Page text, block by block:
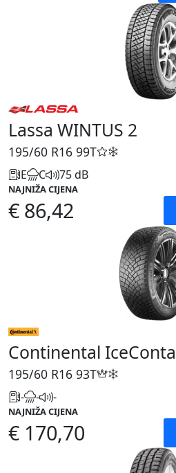
Lassa WINTUS 2
195/60 R16 99T
E C 75 dB
NAJNIŽA CIJENA
€ 86,42
Continental
195/60 R16 93T
- - -
NAJNIŽA CIJENA
€ 170,70